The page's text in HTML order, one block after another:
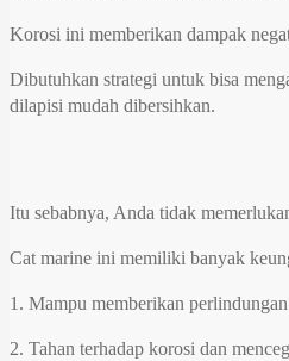
Korosi ini memberikan dampak
Dibutuhkan strategi untuk bisa
dilapisi mudah dibersihkan.
Itu sebabnya, Anda tidak
Cat marine ini memiliki banyak
1. Mampu memberikan
2. Tahan terhadap korosi dan